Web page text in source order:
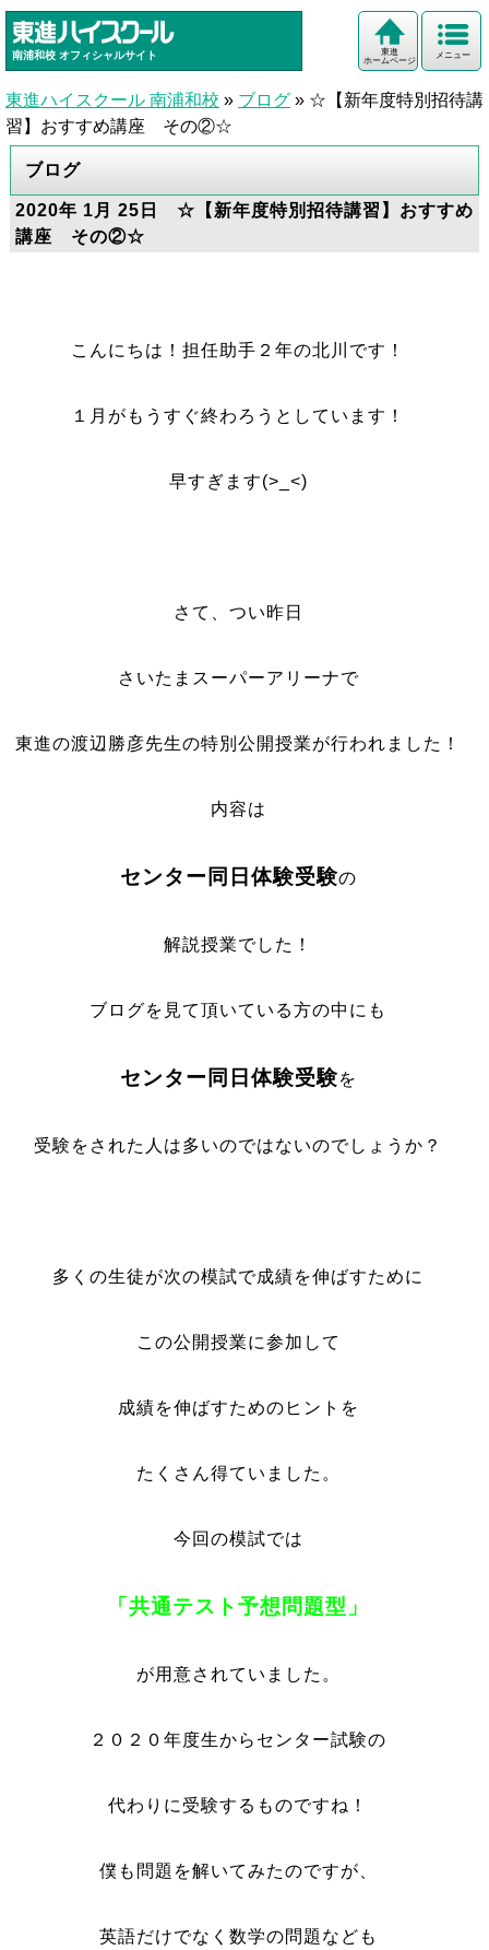
南浦和校 オフィシャルサイト メニュー
東進
ホームページ
東進ハイスクール 南浦和校 » ブログ » ☆【新年度特別招待講
習】おすすめ講座 その②☆
ブログ
2020年 1月 25日 ☆【新年度特別招待講習】おすすめ
講座 その②☆
こんにちは！担任助手２年の北川です！
１月がもうすぐ終わろうとしています！
早すぎます(>_<)
さて、つい昨日
さいたまスーパーアリーナで
東進の渡辺勝彦先生の特別公開授業が行われました！
内容は
センター同日体験受験の
解説授業でした！
ブログを見て頂いている方の中にも
センター同日体験受験を
受験をされた人は多いのではないのでしょうか？
多くの生徒が次の模試で成績を伸ばすために
この公開授業に参加して
成績を伸ばすためのヒントを
たくさん得ていました。
今回の模試では
「共通テスト予想問題型」
が用意されていました。
２０２０年度生からセンター試験の
代わりに受験するものですね！
僕も問題を解いてみたのですが、
英語だけでなく数学の問題なども